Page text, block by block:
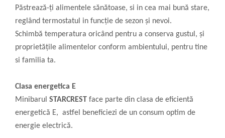
Păstrează-ți alimentele sănătoase, si in cea mai bună stare,
reglând termostatul in funcție de sezon și nevoi.
Schimbă temperatura oricând pentru a conserva gustul, și
proprietățile alimentelor conform ambientului, pentru tine
si familia ta.
Clasa energetica E
Minibarul STARCREST face parte din clasa de eficientă
energetică E, astfel beneficiezi de un consum optim de
energie electrică.